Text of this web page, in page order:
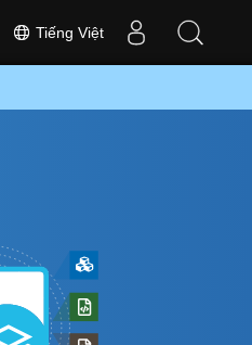
Tiếng Việt